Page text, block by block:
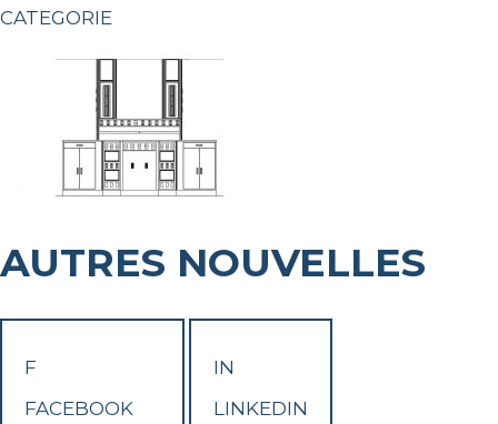
CATEGORIE
AUTRES NOUVELLES
F
FACEBOOK
IN
LINKEDIN